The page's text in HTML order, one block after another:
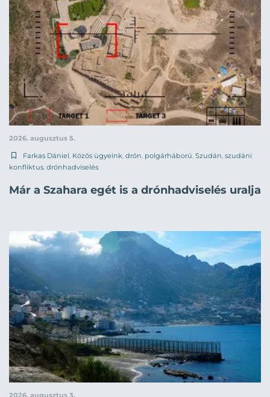
2026. augusztus 5.
Farkas Dániel Közös ügyeink drón polgárháború Szudán szudáni
konfliktus drónhadviselés
Már a Szahara egét is a drónhadviselés uralja
2026. augusztus 3.